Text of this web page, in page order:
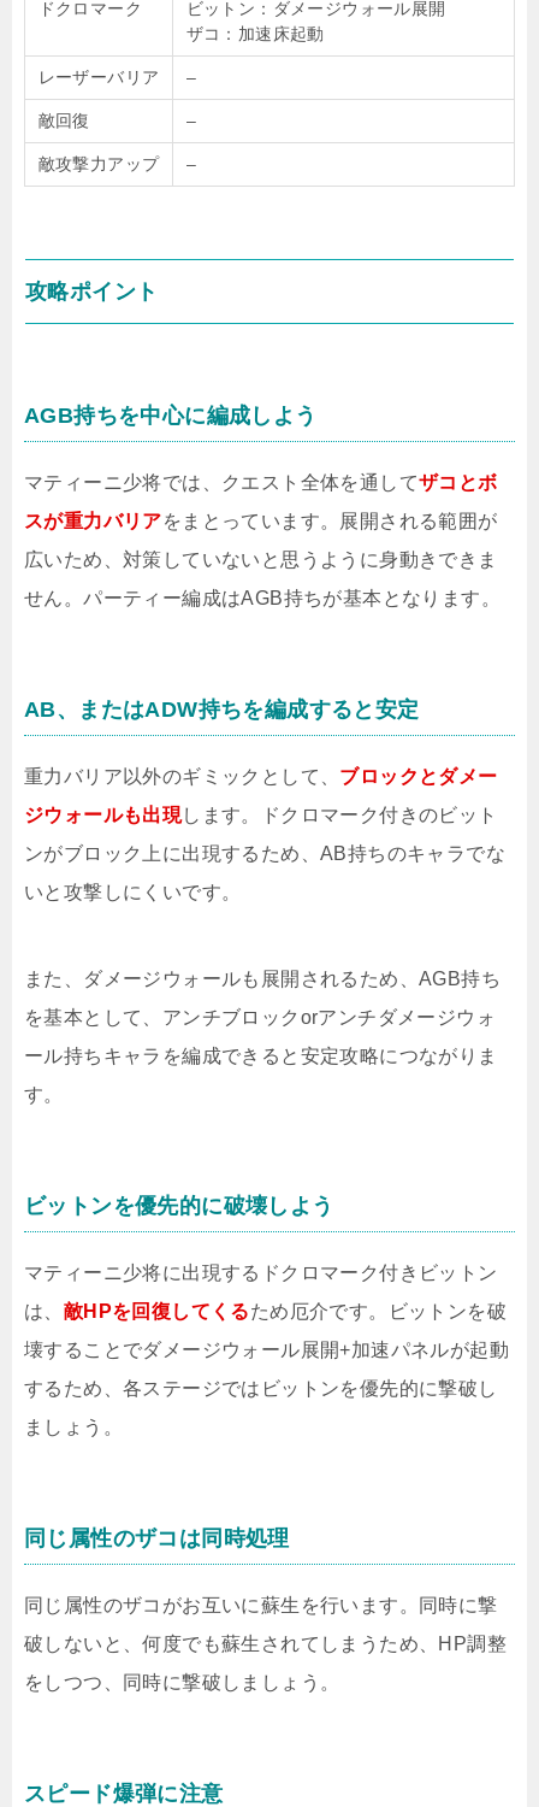
ドクロマーク
ビットン：ダメージウォール展開
ザコ：加速床起動
レーザーバリア –
敵回復 –
敵攻撃力アップ –
攻略ポイント
AGB持ちを中心に編成しよう
マティーニ少将では、クエスト全体を通してザコとボ
スが重力バリアをまとっています。展開される範囲が
広いため、対策していないと思うように身動きできま
せん。パーティー編成はAGB持ちが基本となります。
AB、またはADW持ちを編成すると安定
重力バリア以外のギミックとして、 ブロックとダメー
ジウォールも出現します。ドクロマーク付きのビット
ンがブロック上に出現するため、AB持ちのキャラでな
いと攻撃しにくいです。
また、ダメージウォールも展開されるため、AGB持ち
を基本として、アンチブロックorアンチダメージウォ
ール持ちキャラを編成できると安定攻略につながりま
す。
ビットンを優先的に破壊しよう
マティーニ少将に出現するドクロマーク付きビットン
は、 敵HPを回復してくるため厄介です。ビットンを破
壊することでダメージウォール展開+加速パネルが起動
するため、各ステージではビットンを優先的に撃破し
ましょう。
同じ属性のザコは同時処理
同じ属性のザコがお互いに蘇生を行います。同時に撃
破しないと、何度でも蘇生されてしまうため、HP調整
をしつつ、同時に撃破しましょう。
スピード爆弾に注意